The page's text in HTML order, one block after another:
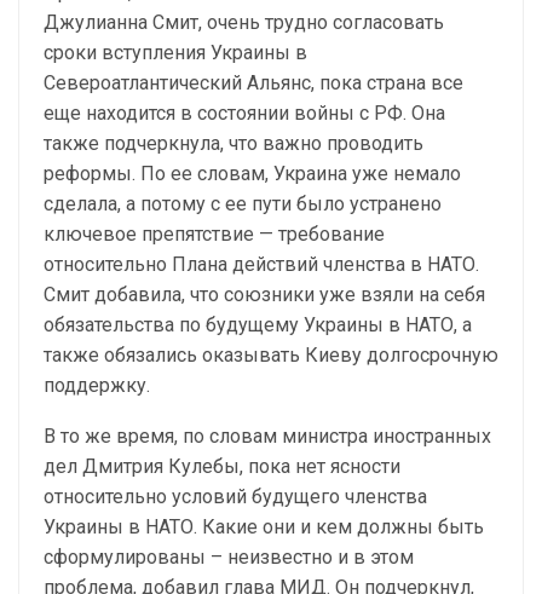
Джулианна Смит, очень трудно согласовать
сроки вступления Украины в
Североатлантический Альянс, пока страна все
еще находится в состоянии войны с РФ. Она
также подчеркнула, что важно проводить
реформы. По ее словам, Украина уже немало
сделала, а потому с ее пути было устранено
ключевое препятствие — требование
относительно Плана действий членства в НАТО.
Смит добавила, что союзники уже взяли на себя
обязательства по будущему Украины в НАТО, а
также обязались оказывать Киеву долгосрочную
поддержку.
В то же время, по словам министра иностранных
дел Дмитрия Кулебы, пока нет ясности
относительно условий будущего членства
Украины в НАТО. Какие они и кем должны быть
сформулированы – неизвестно и в этом
проблема, добавил глава МИД. Он подчеркнул,